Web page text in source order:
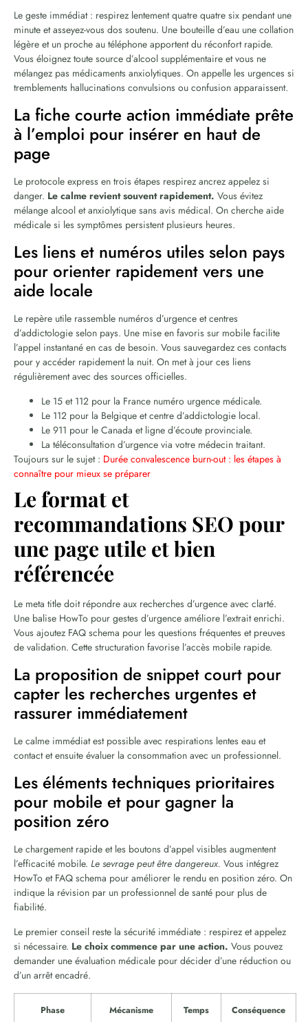
Le geste immédiat : respirez lentement quatre quatre six pendant une
minute et asseyez-vous dos soutenu. Une bouteille d’eau une collation
légère et un proche au téléphone apportent du réconfort rapide.
Vous éloignez toute source d’alcool supplémentaire et vous ne
mélangez pas médicaments anxiolytiques. On appelle les urgences si
tremblements hallucinations convulsions ou confusion apparaissent.
La fiche courte action immédiate prête
à l’emploi pour insérer en haut de
page
Le protocole express en trois étapes respirez ancrez appelez si
danger. Le calme revient souvent rapidement. Vous évitez
mélange alcool et anxiolytique sans avis médical. On cherche aide
médicale si les symptômes persistent plusieurs heures.
Les liens et numéros utiles selon pays
pour orienter rapidement vers une
aide locale
Le repère utile rassemble numéros d’urgence et centres
d’addictologie selon pays. Une mise en favoris sur mobile facilite
l’appel instantané en cas de besoin. Vous sauvegardez ces contacts
pour y accéder rapidement la nuit. On met à jour ces liens
régulièrement avec des sources officielles.
Le 15 et 112 pour la France numéro urgence médicale.
Le 112 pour la Belgique et centre d’addictologie local.
Le 911 pour le Canada et ligne d’écoute provinciale.
La téléconsultation d’urgence via votre médecin traitant.
Toujours sur le sujet : Durée convalescence burn-out : les étapes à
connaître pour mieux se préparer
Le format et
recommandations SEO pour
une page utile et bien
référencée
Le meta title doit répondre aux recherches d’urgence avec clarté.
Une balise HowTo pour gestes d’urgence améliore l’extrait enrichi.
Vous ajoutez FAQ schema pour les questions fréquentes et preuves
de validation. Cette structuration favorise l’accès mobile rapide.
La proposition de snippet court pour
capter les recherches urgentes et
rassurer immédiatement
Le calme immédiat est possible avec respirations lentes eau et
contact et ensuite évaluer la consommation avec un professionnel.
Les éléments techniques prioritaires
pour mobile et pour gagner la
position zéro
Le chargement rapide et les boutons d’appel visibles augmentent
l’efficacité mobile. Le sevrage peut être dangereux. Vous intégrez
HowTo et FAQ schema pour améliorer le rendu en position zéro. On
indique la révision par un professionnel de santé pour plus de
fiabilité.
Le premier conseil reste la sécurité immédiate : respirez et appelez
si nécessaire. Le choix commence par une action. Vous pouvez
demander une évaluation médicale pour décider d’une réduction ou
d’un arrêt encadré.
Phase Mécanisme Temps Conséquence